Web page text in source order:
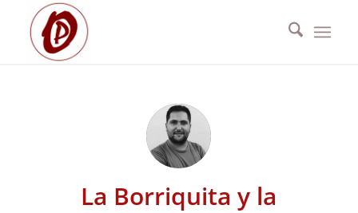
La Borriquita y la